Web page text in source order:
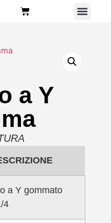
a Y
a Y gommato
4